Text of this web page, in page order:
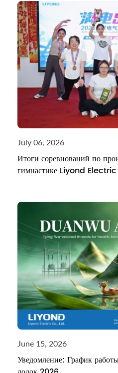
July 06, 2026
Итоги соревнований по
гимнастике Liyond
June 15, 2026
Уведомление: График